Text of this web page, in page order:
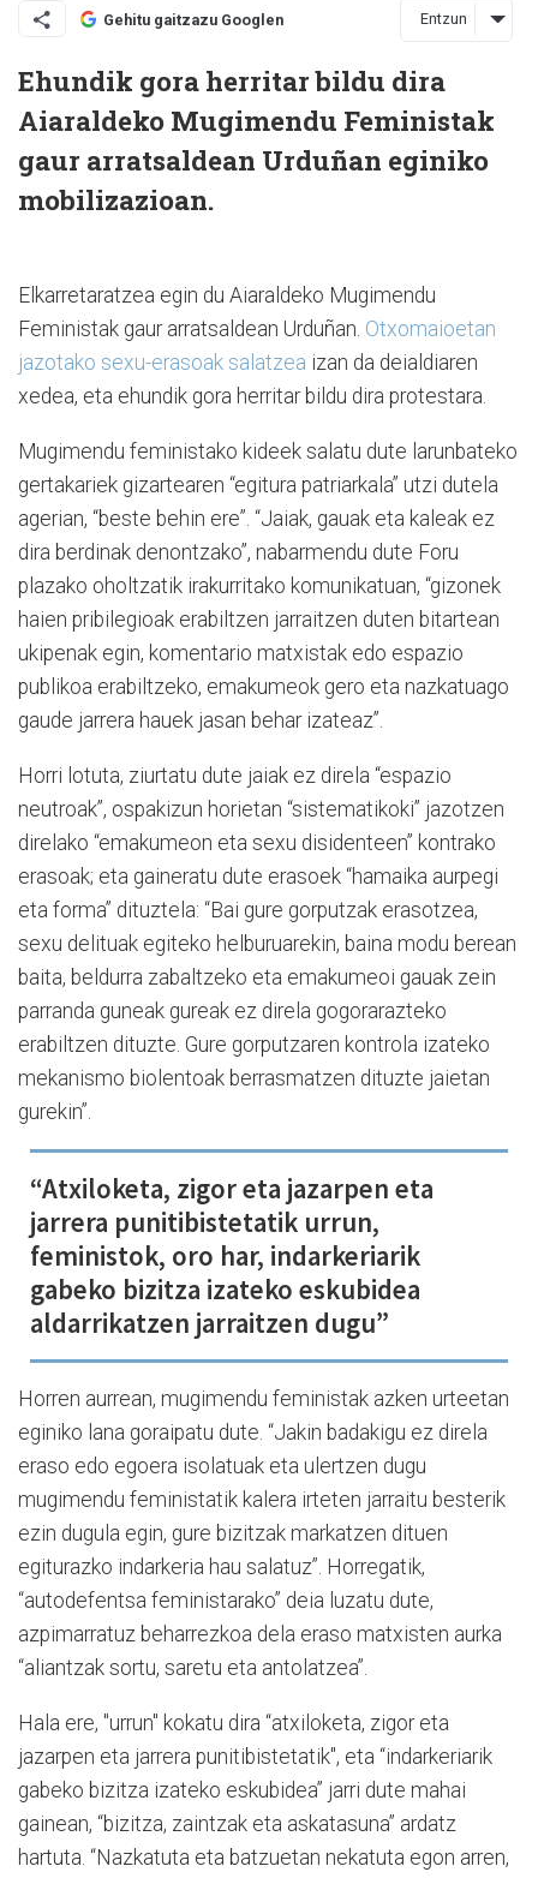
Gehitu gaitzazu Googlen Entzun
Ehundik gora herritar bildu dira
Aiaraldeko Mugimendu Feministak
gaur arratsaldean Urduñan eginiko
mobilizazioan.
Elkarretaratzea egin du Aiaraldeko Mugimendu
Feministak gaur arratsaldean Urduñan. Otxomaioetan
jazotako sexu-erasoak salatzea izan da deialdiaren
xedea, eta ehundik gora herritar bildu dira protestara.
Mugimendu feministako kideek salatu dute larunbateko
gertakariek gizartearen “egitura patriarkala” utzi dutela
agerian, “beste behin ere”. “Jaiak, gauak eta kaleak ez
dira berdinak denontzako”, nabarmendu dute Foru
plazako oholtzatik irakurritako komunikatuan, “gizonek
haien pribilegioak erabiltzen jarraitzen duten bitartean
ukipenak egin, komentario matxistak edo espazio
publikoa erabiltzeko, emakumeok gero eta nazkatuago
gaude jarrera hauek jasan behar izateaz”.
Horri lotuta, ziurtatu dute jaiak ez direla “espazio
neutroak”, ospakizun horietan “sistematikoki” jazotzen
direlako “emakumeon eta sexu disidenteen” kontrako
erasoak; eta gaineratu dute erasoek “hamaika aurpegi
eta forma” dituztela: “Bai gure gorputzak erasotzea,
sexu delituak egiteko helburuarekin, baina modu berean
baita, beldurra zabaltzeko eta emakumeoi gauak zein
parranda guneak gureak ez direla gogorarazteko
erabiltzen dituzte. Gure gorputzaren kontrola izateko
mekanismo biolentoak berrasmatzen dituzte jaietan
gurekin”.
“Atxiloketa, zigor eta jazarpen eta
jarrera punitibistetatik urrun,
feministok, oro har, indarkeriarik
gabeko bizitza izateko eskubidea
aldarrikatzen jarraitzen dugu”
Horren aurrean, mugimendu feministak azken urteetan
eginiko lana goraipatu dute. “Jakin badakigu ez direla
eraso edo egoera isolatuak eta ulertzen dugu
mugimendu feministatik kalera irteten jarraitu besterik
ezin dugula egin, gure bizitzak markatzen dituen
egiturazko indarkeria hau salatuz”. Horregatik,
“autodefentsa feministarako” deia luzatu dute,
azpimarratuz beharrezkoa dela eraso matxisten aurka
“aliantzak sortu, saretu eta antolatzea”.
Hala ere, "urrun" kokatu dira “atxiloketa, zigor eta
jazarpen eta jarrera punitibistetatik", eta “indarkeriarik
gabeko bizitza izateko eskubidea” jarri dute mahai
gainean, “bizitza, zaintzak eta askatasuna” ardatz
hartuta. “Nazkatuta eta batzuetan nekatuta egon arren,